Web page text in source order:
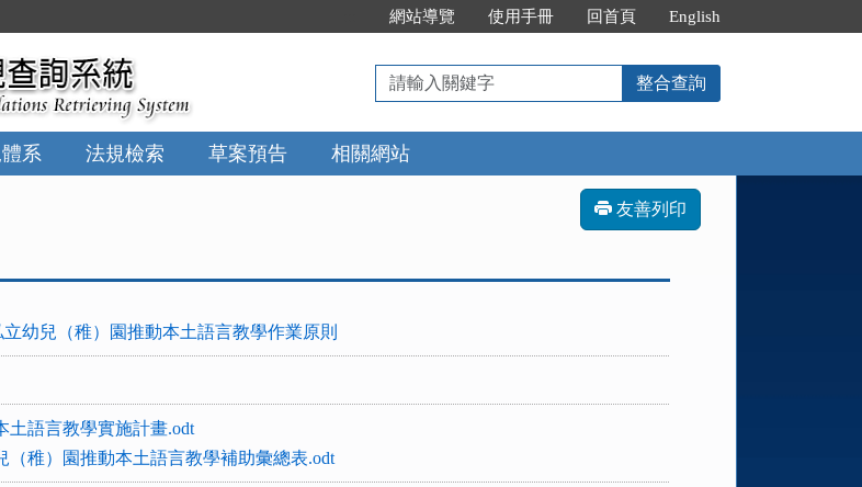
網站導覽 使用手冊 回首頁 English
請
輸
入
關
鍵
整合查詢
系 法規檢索 草案預告 相關網站
友善列印
幼兒（稚）園推動本土語言教學作業原則
土語言教學實施計畫.odt
（稚）園推動本土語言教學補助彙總表.odt